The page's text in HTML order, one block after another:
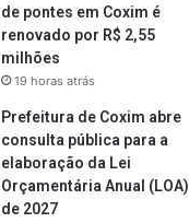
de pontes em Coxim é
renovado por R$ 2,55
milhões
19 horas atrás
Prefeitura de Coxim abre
consulta pública para a
elaboração da Lei
Orçamentária Anual (LOA)
de 2027